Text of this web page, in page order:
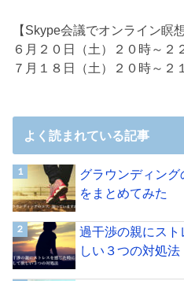
【Skype会議でオンライン瞑
６月２０日（土）２０時～２
７月１８日（土）２０時～２
よく読まれている記事
グラウンディン
をまとめてみた
過干渉の親にス
しい３つの対処法